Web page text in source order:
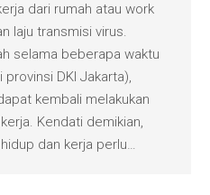
dari rumah atau work
laju transmisi virus.
selama beberapa waktu
DKI Jakarta),
kembali melakukan
Kendati demikian,
dan kerja perlu…